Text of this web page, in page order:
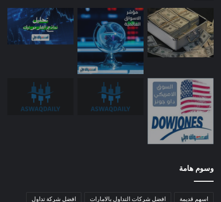
وسوم هامة
اسهم قديمة افضل شركات التداول بالامارات افضل شركة تداول